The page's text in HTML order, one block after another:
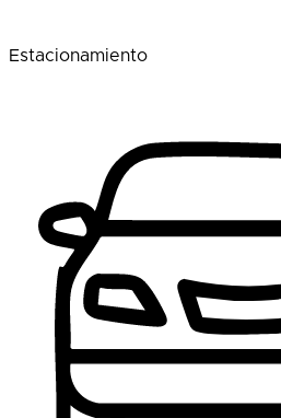
Estacionamiento